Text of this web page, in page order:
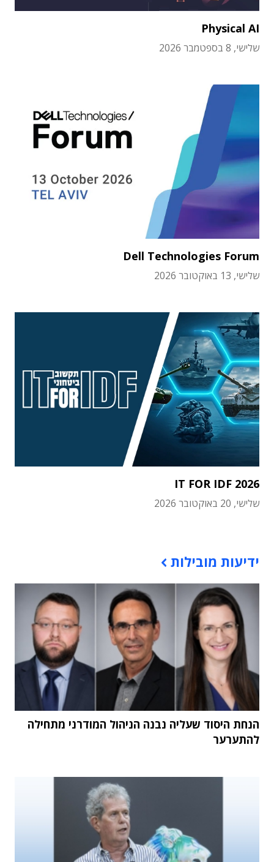
Physical AI
שלישי, 8 בספטמבר 2026
Dell Technologies Forum
שלישי, 13 באוקטובר 2026
IT FOR IDF 2026
שלישי, 20 באוקטובר 2026
ידיעות מובילות
הנחת היסוד שעליה נבנה הניהול המודרני מתחילה
להתערער